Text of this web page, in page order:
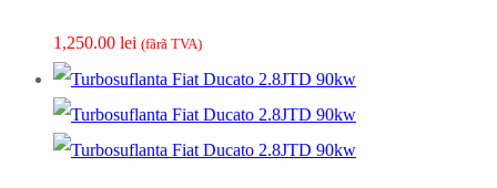
1,250.00 lei (fãrã TVA)